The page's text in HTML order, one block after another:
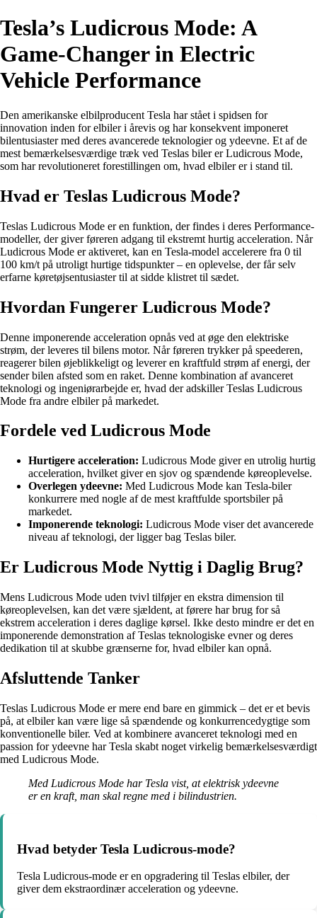
Tesla’s Ludicrous Mode: A
Game-Changer in Electric
Vehicle Performance
Den amerikanske elbilproducent Tesla har stået i spidsen for
innovation inden for elbiler i årevis og har konsekvent imponeret
bilentusiaster med deres avancerede teknologier og ydeevne. Et af de
mest bemærkelsesværdige træk ved Teslas biler er Ludicrous Mode,
som har revolutioneret forestillingen om, hvad elbiler er i stand til.
Hvad er Teslas Ludicrous Mode?
Teslas Ludicrous Mode er en funktion, der findes i deres Performance-
modeller, der giver føreren adgang til ekstremt hurtig acceleration. Når
Ludicrous Mode er aktiveret, kan en Tesla-model accelerere fra 0 til
100 km/t på utroligt hurtige tidspunkter – en oplevelse, der får selv
erfarne køretøjsentusiaster til at sidde klistret til sædet.
Hvordan Fungerer Ludicrous Mode?
Denne imponerende acceleration opnås ved at øge den elektriske
strøm, der leveres til bilens motor. Når føreren trykker på speederen,
reagerer bilen øjeblikkeligt og leverer en kraftfuld strøm af energi, der
sender bilen afsted som en raket. Denne kombination af avanceret
teknologi og ingeniørarbejde er, hvad der adskiller Teslas Ludicrous
Mode fra andre elbiler på markedet.
Fordele ved Ludicrous Mode
Hurtigere acceleration: Ludicrous Mode giver en utrolig hurtig
acceleration, hvilket giver en sjov og spændende køreoplevelse.
Overlegen ydeevne: Med Ludicrous Mode kan Tesla-biler
konkurrere med nogle af de mest kraftfulde sportsbiler på
markedet.
Imponerende teknologi: Ludicrous Mode viser det avancerede
niveau af teknologi, der ligger bag Teslas biler.
Er Ludicrous Mode Nyttig i Daglig Brug?
Mens Ludicrous Mode uden tvivl tilføjer en ekstra dimension til
køreoplevelsen, kan det være sjældent, at førere har brug for så
ekstrem acceleration i deres daglige kørsel. Ikke desto mindre er det en
imponerende demonstration af Teslas teknologiske evner og deres
dedikation til at skubbe grænserne for, hvad elbiler kan opnå.
Afsluttende Tanker
Teslas Ludicrous Mode er mere end bare en gimmick – det er et bevis
på, at elbiler kan være lige så spændende og konkurrencedygtige som
konventionelle biler. Ved at kombinere avanceret teknologi med en
passion for ydeevne har Tesla skabt noget virkelig bemærkelsesværdigt
med Ludicrous Mode.
Med Ludicrous Mode har Tesla vist, at elektrisk ydeevne
er en kraft, man skal regne med i bilindustrien.
Hvad betyder Tesla Ludicrous-mode?
Tesla Ludicrous-mode er en opgradering til Teslas elbiler, der
giver dem ekstraordinær acceleration og ydeevne.